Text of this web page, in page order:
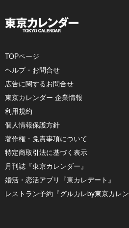
TOPページ
ヘルプ・お問合せ
広告に関するお問合せ
東京カレンダー 企業情報
利用規約
個人情報保護方針
著作権・免責事項について
特定商取引法に基づく表示
月刊誌『東京カレンダー』
婚活・恋活アプリ『東カレデート』
レストラン予約『グルカレby東京カレン